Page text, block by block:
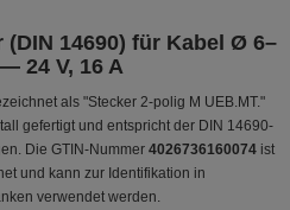
14690) für Kabel Ø 6–
24 V, 16 A
als "Stecker 2-polig M UEB.MT."
gefertigt und entspricht der DIN 14690-
Die GTIN-Nummer 4026736160074ist
und kann zur Identifikation in
verwendet werden.